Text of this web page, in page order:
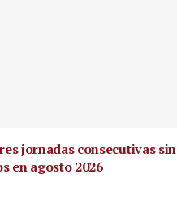
jornadas consecutivas sin
en agosto 2026